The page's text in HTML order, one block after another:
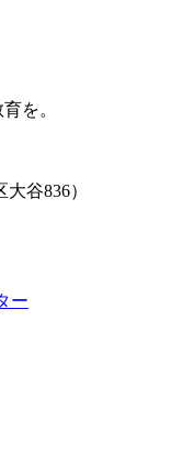
を。
谷836）
ー